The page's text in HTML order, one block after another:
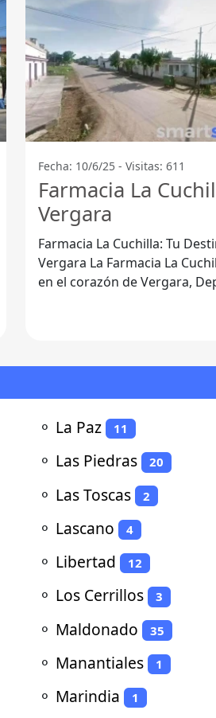
Fecha: 10/6/25 - Visitas: 611
Farmacia La
Vergara
Farmacia La Cuchilla: Tu
Vergara La Farmacia La Cuchilla, situada
en el corazón de Vergara,
⚬ La Paz 11
⚬ Las Piedras 20
⚬ Las Toscas 2
⚬ Lascano 4
⚬ Libertad 12
⚬ Los Cerrillos 3
⚬ Maldonado 35
⚬ Manantiales 1
⚬ Marindia 1